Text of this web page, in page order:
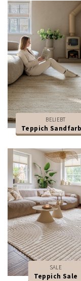
BELIEBT
Teppich
SALE
Teppich Sale